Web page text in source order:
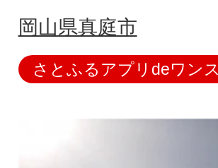
岡山県真庭市
さとふるアプリdeワン